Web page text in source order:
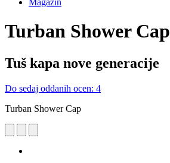
Magazin
Turban Shower Cap
Tuš kapa nove generacije
Do sedaj oddanih ocen: 4
Turban Shower Cap